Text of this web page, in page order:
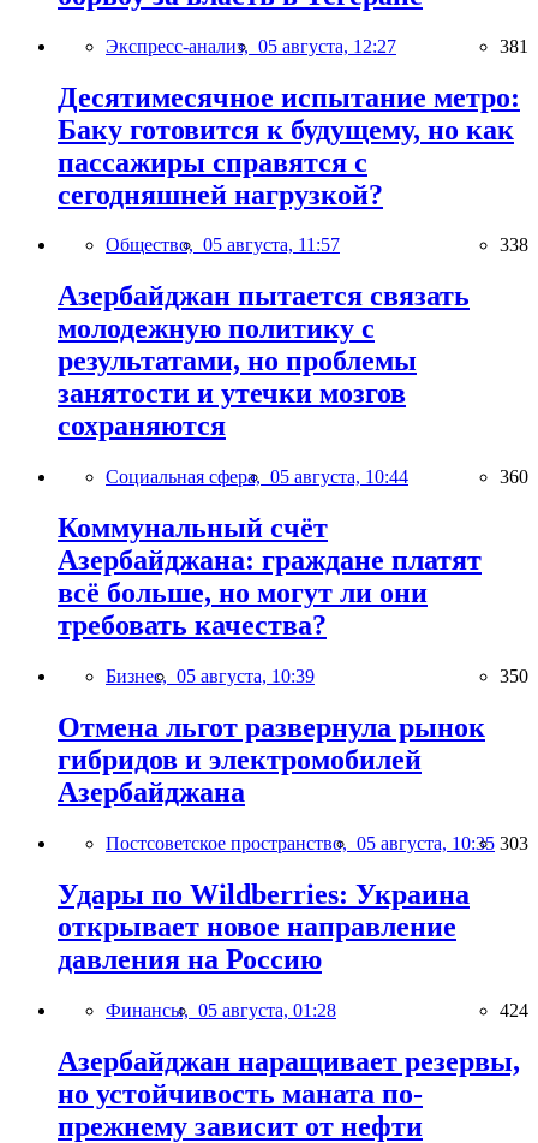
Экспресс-анализ, 05 августа, 12:27 381
Десятимесячное испытание метро:
Баку готовится к будущему, но как
пассажиры справятся с
сегодняшней нагрузкой?
Общество, 05 августа, 11:57 338
Азербайджан пытается связать
молодежную политику с
результатами, но проблемы
занятости и утечки мозгов
сохраняются
Социальная сфера, 05 августа, 10:44 360
Коммунальный счёт
Азербайджана: граждане платят
всё больше, но могут ли они
требовать качества?
Бизнес, 05 августа, 10:39 350
Отмена льгот развернула рынок
гибридов и электромобилей
Азербайджана
Постсоветское пространство, 05 августа, 10:35 303
Удары по Wildberries: Украина
открывает новое направление
давления на Россию
Финансы, 05 августа, 01:28 424
Азербайджан наращивает резервы,
но устойчивость маната по-
прежнему зависит от нефти